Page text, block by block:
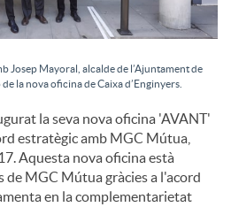
Josep Mayoral, alcalde de l’Ajuntament de
la nova oficina de Caixa d’Enginyers.
la seva nova oficina 'AVANT'
estratègic amb MGC Mútua,
Aquesta nova oficina està
de MGC Mútua gràcies a l'acord
en la complementarietat